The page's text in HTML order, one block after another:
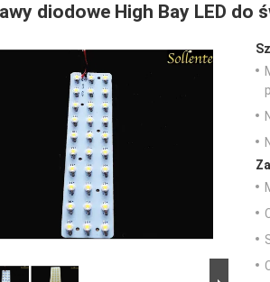
diodowe High Bay LED do